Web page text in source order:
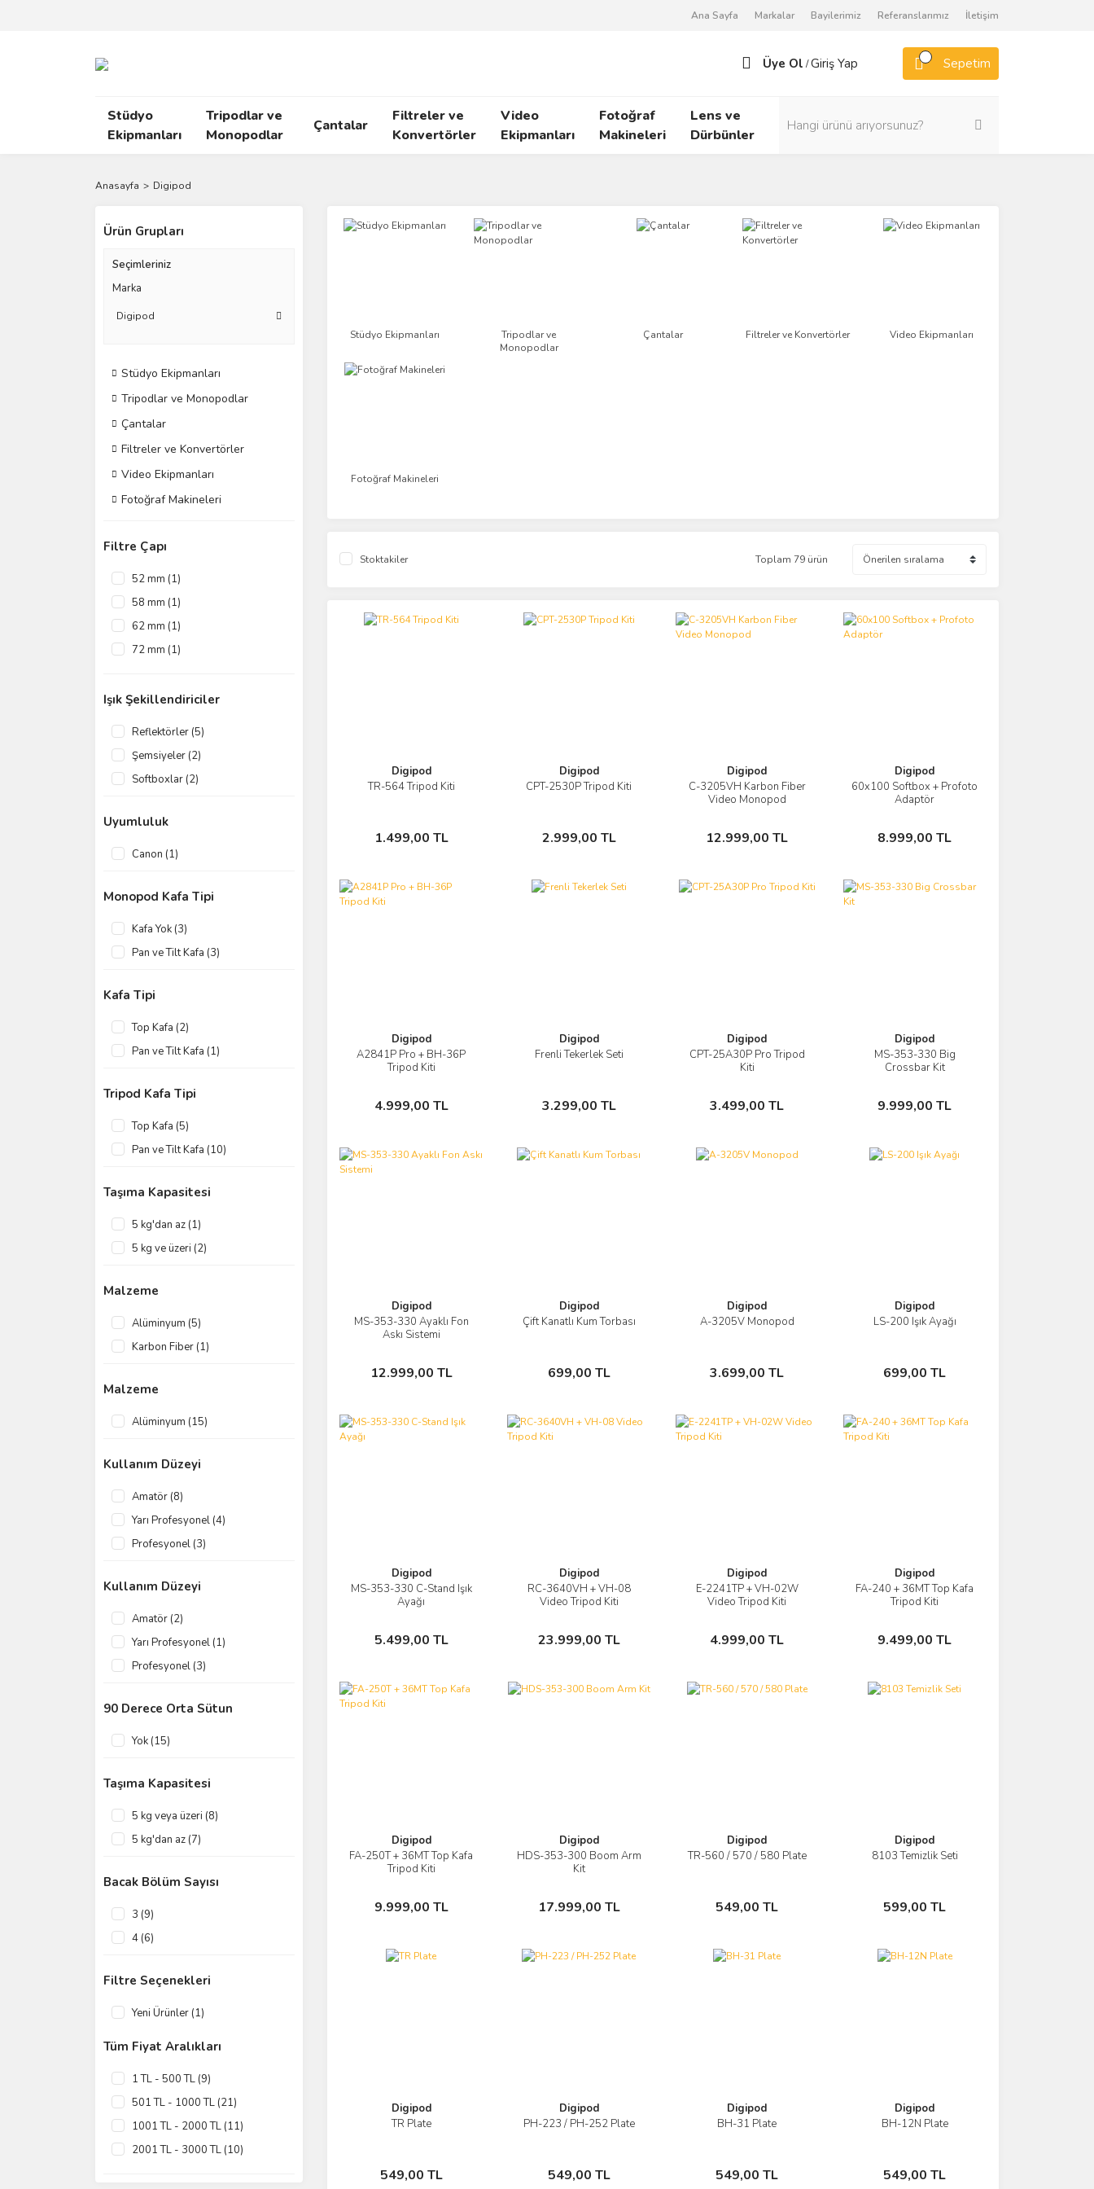
Ana Sayfa Markalar Bayilerimiz Referanslarımız İletişim
Üye Ol /Giriş Yap Sepetim
Stüdyo
Ekipmanları
Tripodlar ve
Monopodlar
Çantalar
Filtreler ve
Konvertörler
Video
Ekipmanları
Fotoğraf
Makineleri
Lens ve
Dürbünler
Anasayfa Digipod
Ürün Grupları
Seçimleriniz
Marka
Digipod
Stüdyo Ekipmanları
Tripodlar ve Monopodlar
Çantalar
Filtreler ve Konvertörler
Video Ekipmanları
Fotoğraf Makineleri
Filtre Çapı
52 mm (1)
58 mm (1)
62 mm (1)
72 mm (1)
82 mm (1)
Işık Şekillendiriciler
Reflektörler (5)
Şemsiyeler (2)
Softboxlar (2)
Uyumluluk
Canon (1)
Monopod Kafa Tipi
Kafa Yok (3)
Pan ve Tilt Kafa (3)
Kafa Tipi
Top Kafa (2)
Pan ve Tilt Kafa (1)
Tripod Kafa Tipi
Top Kafa (5)
Pan ve Tilt Kafa (10)
Taşıma Kapasitesi
5 kg'dan az (1)
5 kg ve üzeri (2)
Malzeme
Alüminyum (5)
Karbon Fiber (1)
Malzeme
Alüminyum (15)
Kullanım Düzeyi
Amatör (8)
Yarı Profesyonel (4)
Profesyonel (3)
Kullanım Düzeyi
Amatör (2)
Yarı Profesyonel (1)
Profesyonel (3)
90 Derece Orta Sütun
Yok (15)
Taşıma Kapasitesi
5 kg veya üzeri (8)
5 kg'dan az (7)
Bacak Bölüm Sayısı
3 (9)
4 (6)
Filtre Seçenekleri
Yeni Ürünler (1)
Tüm Fiyat Aralıkları
1 TL - 500 TL (9)
501 TL - 1000 TL (21)
1001 TL - 2000 TL (11)
2001 TL - 3000 TL (10)
Stüdyo Ekipmanları
Tripodlar ve
Monopodlar
Çantalar Filtreler ve Konvertörler Video Ekipmanları
Fotoğraf Makineleri
Stoktakiler Toplam 79 ürün
Digipod
TR-564 Tripod Kiti
1.499,00 TL
Görüntüle
Sepete Ekle
Digipod
CPT-2530P Tripod Kiti
2.999,00 TL
Görüntüle
Sepete Ekle
Digipod
C-3205VH Karbon Fiber
Video Monopod
12.999,00 TL
Görüntüle
Sepete Ekle
Digipod
60x100 Softbox + Profoto
Adaptör
8.999,00 TL
Görüntüle
Sepete Ekle
Digipod
A2841P Pro + BH-36P
Tripod Kiti
4.999,00 TL
Görüntüle
Sepete Ekle
Digipod
Frenli Tekerlek Seti
3.299,00 TL
Görüntüle
Sepete Ekle
Digipod
CPT-25A30P Pro Tripod
Kiti
3.499,00 TL
Görüntüle
Sepete Ekle
Digipod
MS-353-330 Big
Crossbar Kit
9.999,00 TL
Görüntüle
Sepete Ekle
Digipod
MS-353-330 Ayaklı Fon
Askı Sistemi
12.999,00 TL
Görüntüle
Sepete Ekle
Digipod
Çift Kanatlı Kum Torbası
699,00 TL
Görüntüle
Sepete Ekle
Digipod
A-3205V Monopod
3.699,00 TL
Görüntüle
Sepete Ekle
Digipod
LS-200 Işık Ayağı
699,00 TL
Görüntüle
Sepete Ekle
Digipod
MS-353-330 C-Stand Işık
Ayağı
5.499,00 TL
Görüntüle
Sepete Ekle
Digipod
RC-3640VH + VH-08
Video Tripod Kiti
23.999,00 TL
Görüntüle
Sepete Ekle
Digipod
E-2241TP + VH-02W
Video Tripod Kiti
4.999,00 TL
Görüntüle
Sepete Ekle
Digipod
FA-240 + 36MT Top Kafa
Tripod Kiti
9.499,00 TL
Görüntüle
Sepete Ekle
Digipod
FA-250T + 36MT Top Kafa
Tripod Kiti
9.999,00 TL
Görüntüle
Sepete Ekle
Digipod
HDS-353-300 Boom Arm
Kit
17.999,00 TL
Görüntüle
Sepete Ekle
Digipod
TR-560 / 570 / 580 Plate
549,00 TL
Görüntüle
Sepete Ekle
Digipod
8103 Temizlik Seti
599,00 TL
Görüntüle
Sepete Ekle
Digipod
TR Plate
549,00 TL
Görüntüle
Sepete Ekle
Digipod
PH-223 / PH-252 Plate
549,00 TL
Görüntüle
Sepete Ekle
Digipod
BH-31 Plate
549,00 TL
Görüntüle
Sepete Ekle
Digipod
BH-12N Plate
549,00 TL
Görüntüle
Sepete Ekle